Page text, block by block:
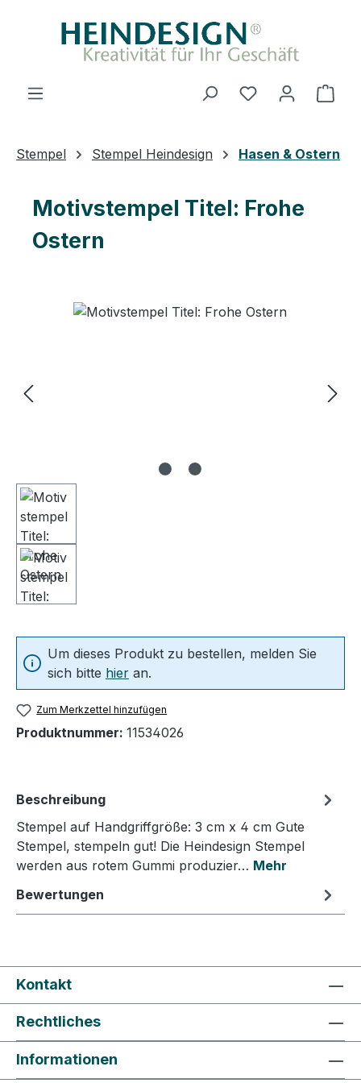
Zum Hauptinhalt springen
Stempel Stempel Heindesign Hasen & Ostern
Motivstempel Titel: Frohe
Ostern
Bildergalerie überspringen
Um dieses Produkt zu bestellen, melden Sie
sich bitte hier an.
Zum Merkzettel hinzufügen
Produktnummer: 11534026
Beschreibung
Stempel auf Handgriffgröße: 3 cm x 4 cm Gute
Stempel, stempeln gut! Die Heindesign Stempel
werden aus rotem Gummi produzier… Mehr
Bewertungen
Kontakt
Rechtliches
Informationen